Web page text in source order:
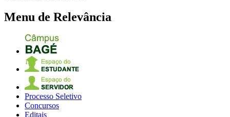
Menu de Relevância
Processo Seletivo
Concursos
Editais